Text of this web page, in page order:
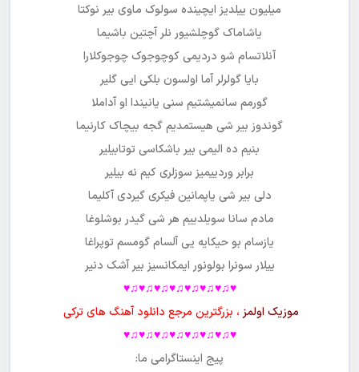
میلیون ییلدیز ایچینده سولوک ماوی بیر نوکتا
یاشاماک گوچلشیور نلر آچتین باشیما
آنلاتسام شو دردیمی کوچوجوک چوجوکلارا
بایا گولرلر آما اولسون بلکی ایی گلیر
گورمم سانمیشتیم سنی یانیندا او آداملا
گوندوز بیر شی هیستمدیم گجه بیچاک کارنیما
بنیم ده الیمی بیر باشکاسی توتابیلیر
برابر وردییمیز سوزلری کیم نه بیلیر
دلی بیر شی یاپمانین فیکری گیردی آکلیما
مادم سانا سویلدییم هر شی گیدر بوشلوغا
یازسام بو حیکایه یی آلسام گومسم توپراغا
ییلار سونرا بولونور ایمکانسیز بیر آشک دنیر
♥♫♥♫♥♫♥♫♥♫♥♫♥♫♥
موزیک اولمز ، بزرگترین مرجع دانلود آهنگ های ترکی
♥♫♥♫♥♫♥♫♥♫♥♫♥♫♥
پیج اینستاگرامی ما: